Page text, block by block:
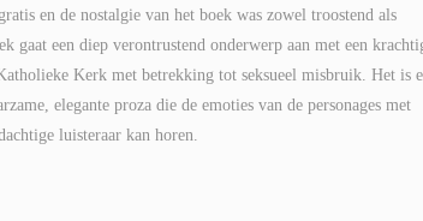
en de nostalgie van het boek was zowel troostend als
gaat een diep verontrustend onderwerp aan met een
Kerk met betrekking tot seksueel misbruik. Het is
elegante proza die de emoties van de personages met
luisteraar kan horen.